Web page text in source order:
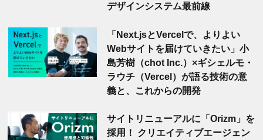
デザインシステム最前線
「Next.jsとVercelで、よりよい
Webサイトを届けていきたい」小
島芳樹（chot Inc.）×ギシェルモ・
ラウチ（Vercel）が語る技術の意
義と、これからの開発
サイトリニューアルに「Orizm」を
採用！ クリエイティブエージェン